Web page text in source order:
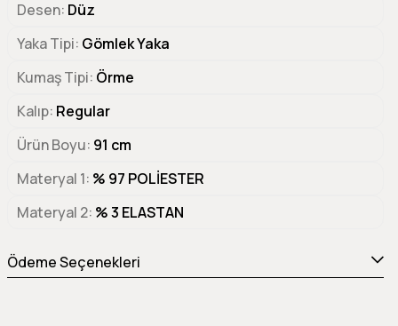
Desen Düz
Yaka Tipi Gömlek Yaka
Kumaş Tipi Örme
Kalıp Regular
Ürün Boyu 91 cm
Materyal 1 % 97 POLİESTER
Materyal 2 % 3 ELASTAN
Ödeme Seçenekleri